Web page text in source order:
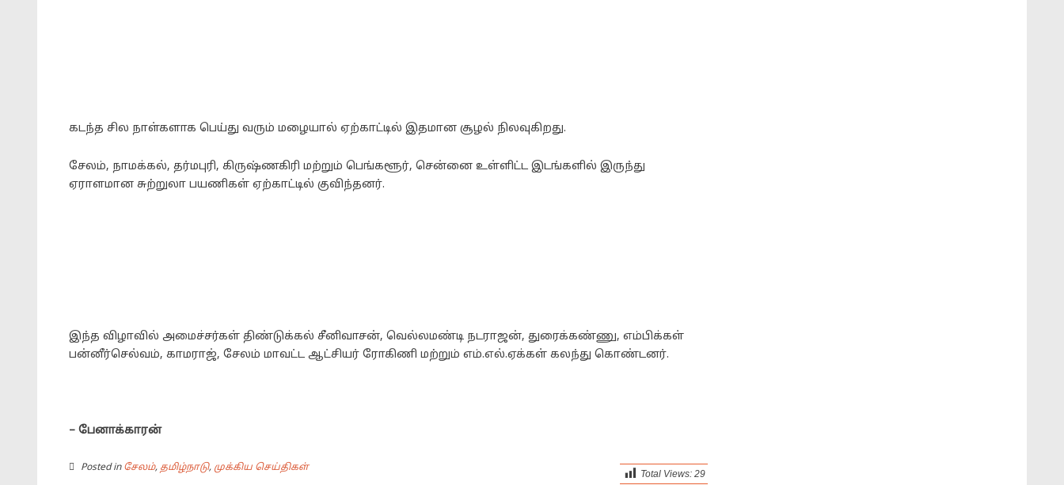
கடந்த சில நாள்களாக பெய்து வரும் மழையால் ஏற்காட்டில் இதமான சூழல் நிலவுகிறது.
சேலம், நாமக்கல், தர்மபுரி, கிருஷ்ணகிரி மற்றும் பெங்களூர், சென்னை உள்ளிட்ட இடங்களில் இருந்து
ஏராளமான சுற்றுலா பயணிகள் ஏற்காட்டில் குவிந்தனர்.
இந்த விழாவில் அமைச்சர்கள் திண்டுக்கல் சீனிவாசன், வெல்லமண்டி நடராஜன், துரைக்கண்ணு, எம்பிக்கள்
பன்னீர்செல்வம், காமராஜ், சேலம் மாவட்ட ஆட்சியர் ரோகிணி மற்றும் எம்.எல்.ஏக்கள் கலந்து கொண்டனர்.
– பேனாக்காரன்
Total Views: 29
Posted in சேலம், தமிழ்நாடு, முக்கிய செய்திகள்